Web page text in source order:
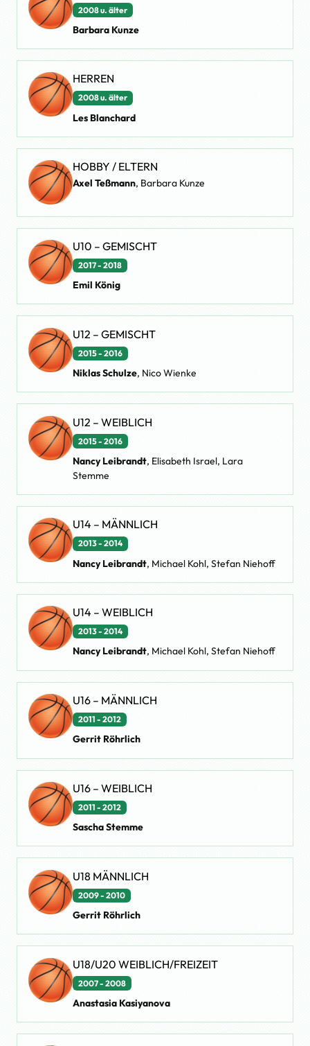
2008 u. älter
Barbara Kunze
HERREN
2008 u. älter
Les Blanchard
HOBBY / ELTERN
Axel Teßmann, Barbara Kunze
U10 – GEMISCHT
2017 - 2018
Emil König
U12 – GEMISCHT
2015 - 2016
Niklas Schulze, Nico Wienke
U12 – WEIBLICH
2015 - 2016
Nancy Leibrandt, Elisabeth Israel, Lara
Stemme
U14 – MÄNNLICH
2013 - 2014
Nancy Leibrandt, Michael Kohl, Stefan Niehoff
U14 – WEIBLICH
2013 - 2014
Nancy Leibrandt, Michael Kohl, Stefan Niehoff
U16 – MÄNNLICH
2011 - 2012
Gerrit Röhrlich
U16 – WEIBLICH
2011 - 2012
Sascha Stemme
U18 MÄNNLICH
2009 - 2010
Gerrit Röhrlich
U18/U20 WEIBLICH/FREIZEIT
2007 - 2008
Anastasia Kasiyanova